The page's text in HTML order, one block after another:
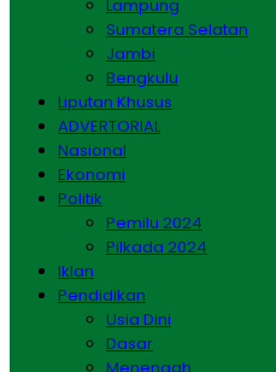
Lampung
Sumatera Selatan
Jambi
Bengkulu
Liputan Khusus
ADVERTORIAL
Nasional
Ekonomi
Politik
Pemilu 2024
Pilkada 2024
Iklan
Pendidikan
Usia Dini
Dasar